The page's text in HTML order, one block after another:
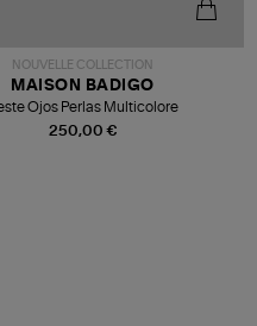
NOUVELLE COLLECTION
250,00 €
MAISON BADIGO
Ojos Perlas Multicolore